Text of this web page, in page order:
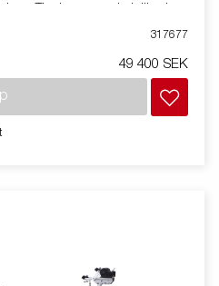
Tippbar vagga baktill och
kvalitet för enkel anpassning
Vattentäta hjullager förlänger
med en extra
vid transport. Justerbar
det lättare att använda
317677
49 400 SEK